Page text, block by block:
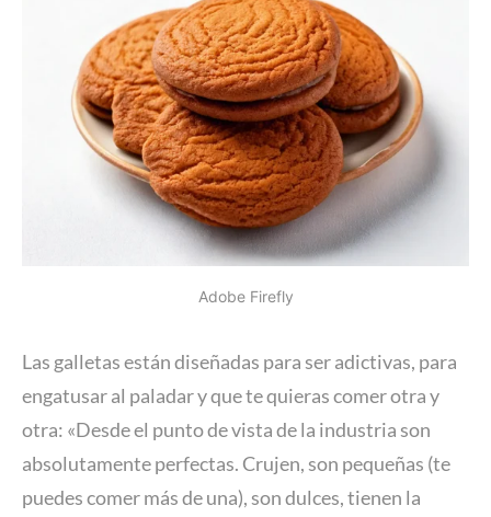
Adobe Firefly
Las galletas están diseñadas para ser adictivas, para
engatusar al paladar y que te quieras comer otra y
otra: «Desde el punto de vista de la industria son
absolutamente perfectas. Crujen, son pequeñas (te
puedes comer más de una), son dulces, tienen la